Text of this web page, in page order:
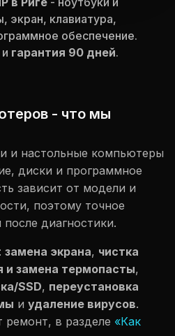
экран, клавиатура,
обеспечение.
гарантия 90 дней.
- что мы
и настольные компьютеры
диски и программное
зависит от модели и
поэтому точное
диагностики.
замена экрана, чистка
замена термопасты,
SSD, переустановка
и удаление вирусов.
ремонт, в разделе «Как